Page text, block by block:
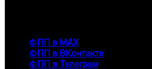
ФПП в МАХ
ФПП в ВКонтакте
ФПП в Телеграм